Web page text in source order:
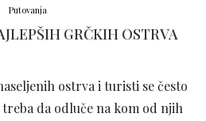
Putovanja
GRČKIH OSTRVA
ostrva i turisti se često
da odluče na kom od njih